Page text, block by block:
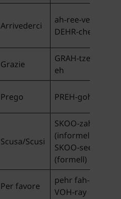
Arrivederci
ah-ree-veh-
DEHR-chee
Grazie
GRAH-tzee-
eh
Prego PREH-goh
Scusa/Scusi
SKOO-zah
(informell) /
SKOO-see
(formell)
Per favore
pehr fah-
VOH-ray